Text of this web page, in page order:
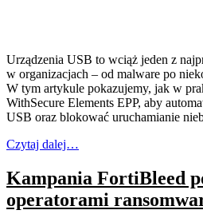
Urządzenia USB to wciąż jeden z
w organizacjach – od malware po
W tym artykule pokazujemy, jak w
WithSecure Elements EPP, aby
USB oraz blokować uruchamianie
Czytaj dalej…
Kampania FortiBleed
operatorami